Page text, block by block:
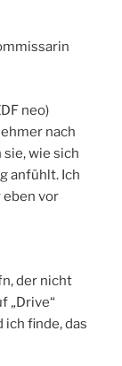
neo)
nach
wie sich
anfühlt. Ich
eben vor
der nicht
„Drive“
finde, das